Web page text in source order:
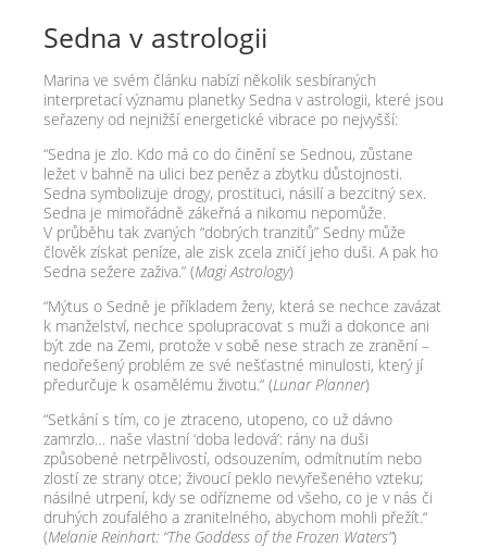
Sedna v astrologii
Marina ve svém článku nabízí několik sesbíraných
interpretací významu planetky Sedna v astrologii, které jsou
seřazeny od nejnižší energetické vibrace po nejvyšší:
“Sedna je zlo. Kdo má co do činění se Sednou, zůstane
ležet v bahně na ulici bez peněz a zbytku důstojnosti.
Sedna symbolizuje drogy, prostituci, násilí a bezcitný sex.
Sedna je mimořádně zákeřná a nikomu nepomůže.
V průběhu tak zvaných “dobrých tranzitů” Sedny může
člověk získat peníze, ale zisk zcela zničí jeho duši. A pak ho
Sedna sežere zaživa.” (Magi Astrology)
“Mýtus o Sedně je příkladem ženy, která se nechce zavázat
k manželství, nechce spolupracovat s muži a dokonce ani
být zde na Zemi, protože v sobě nese strach ze zranění –
nedořešený problém ze své nešťastné minulosti, který jí
předurčuje k osamělému životu.“ (Lunar Planner)
“Setkání s tím, co je ztraceno, utopeno, co už dávno
zamrzlo… naše vlastní ‘doba ledová’: rány na duši
způsobené netrpělivostí, odsouzením, odmítnutím nebo
zlostí ze strany otce; živoucí peklo nevyřešeného vzteku;
násilné utrpení, kdy se odřízneme od všeho, co je v nás či
druhých zoufalého a zranitelného, abychom mohli přežít.“
(Melanie Reinhart: “The Goddess of the Frozen Waters”)